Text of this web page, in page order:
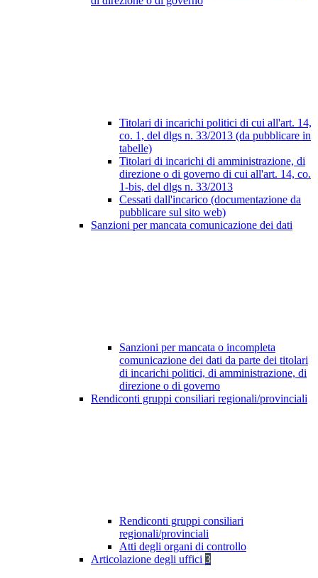
Titolari di incarichi politici di cui all'art. 14,
co. 1, del dlgs n. 33/2013 (da pubblicare in
tabelle)
Titolari di incarichi di amministrazione, di
direzione o di governo di cui all'art. 14, co.
1-bis, del dlgs n. 33/2013
Cessati dall'incarico (documentazione da
pubblicare sul sito web)
Sanzioni per mancata comunicazione dei dati
Sanzioni per mancata o incompleta
comunicazione dei dati da parte dei titolari
di incarichi politici, di amministrazione, di
direzione o di governo
Rendiconti gruppi consiliari regionali/provinciali
Rendiconti gruppi consiliari
regionali/provinciali
Atti degli organi di controllo
Articolazione degli uffici 3